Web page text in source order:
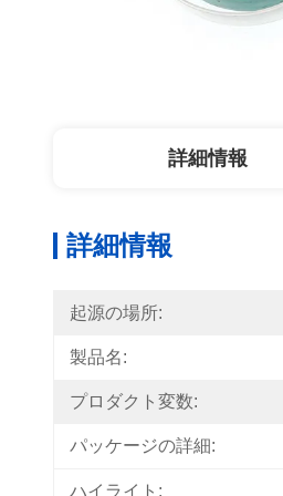
詳細情報
詳細情報
起源の場所:
製品名:
プロダクト変数:
パッケージの詳細:
ハイライト: